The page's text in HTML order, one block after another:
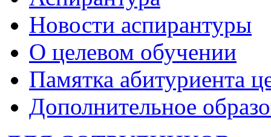
Новости аспирантуры
О целевом обучении
Памятка абитуриента
Дополнительное